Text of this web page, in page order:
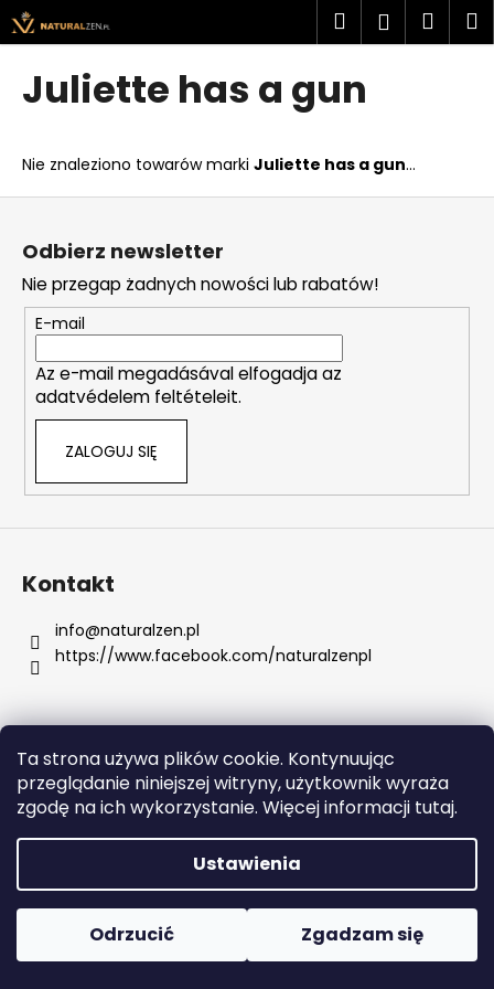
Ta strona używa plików cookie. Kontynuując
przeglądanie niniejszej witryny, użytkownik wyraża
zgodę na ich wykorzystanie. Więcej informacji tutaj.
Ustawienia
Odrzucić Zgadzam się
Przejść
do
treści
SzukajZaloguj
Juliette has a gun
Nie znaleziono towarów marki Juliette has a gun...
K
o
powrotem
powrotem
z
e
g
o
s
z
u
a
s
P
l
e
c
a
m
y
SKIN79
BEBLESH
S
Odbierz newsletter
Nie przegap żadnych nowości lub rabatów!
E-mail
Az e-mail megadásával elfogadja az
adatvédelem feltételeit.
ZALOGUJ SIĘ
Kontakt
info@naturalzen.pl
https://www.facebook.com/naturalzenpl
Opracował Shoptet
Copyright 2026Naturalzen. Wszystkie prawa
zastrzeżone.
Edytuj ustawienia plików cookie